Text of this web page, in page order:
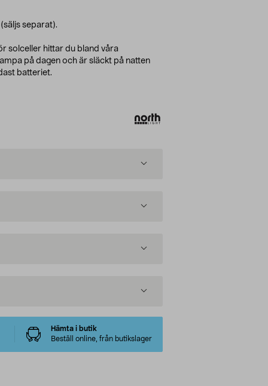
separat).
solceller hittar du bland våra
på dagen och är släckt på natten
batteriet.
Hämta i butik
Beställ online, från butikslager